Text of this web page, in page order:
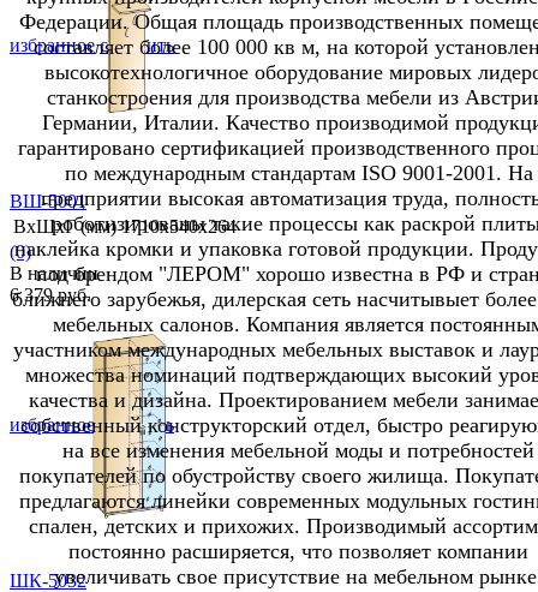
избранное сравнить
избранное сравнить
ВШ-5001
ВхШхГ (мм) 1710х540х264
(0)
В наличии
6 379 руб.
ШК-5032
Федерации. Общая площадь производственных
составляет более 100 000 кв м, на которой
высокотехнологичное оборудование мировых
станкостроения для производства мебели из
Германии, Италии. Качество производимой
гарантировано сертификацией производственного
по международным стандартам ISO 9001-2001. На
предприятии высокая автоматизация труда,
роботизированы такие процессы как раскрой
наклейка кромки и упаковка готовой продукции.
под брендом "ЛЕРОМ" хорошо известна в РФ и
ближнего зарубежья, дилерская сеть насчитывыет
мебельных салонов. Компания является
участником международных мебельных выставок и
множества номинаций подтверждающих высокий
качества и дизайна. Проектированием мебели
собственный конструкторский отдел, быстро
на все изменения мебельной моды и потребностей
покупателей по обустройству своего жилища.
предлагаются линейки современных модульных
спален, детских и прихожих. Производимый
постоянно расширяется, что позволяет компании
увеличивать свое присутствие на мебельном